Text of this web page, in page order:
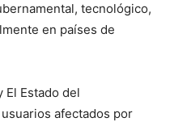
tecnológico,
en países de
El Estado del
afectados por